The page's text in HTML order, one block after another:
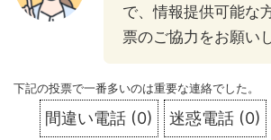
で、情報提供可能な
票のご協力をお願い
下記の投票で一番多いのは重要な連絡でした。
間違い電話 (0) 迷惑電話 (0)